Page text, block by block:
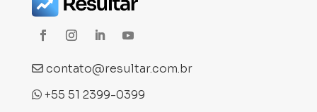
contato@resultar.com.br
+55 51 2399-0399